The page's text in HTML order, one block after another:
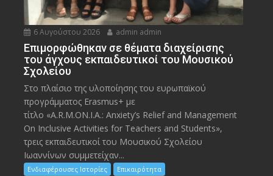
6 Αυγούστου 2026 admin admin
Eπιμορφώθηκαν σε θέματα διαχείρισης
του άγχους εκπαιδευτικοί του Μουσικού
Σχολείου
Στο πλαίσιο της υλοποίησης του ευρωπαϊκού
προγράμματος Erasmus+ με
τίτλο «A.R.M.ON.I.A.: Anxiety’s Relief and Management
On Inclusive Activities for Teachers and Students»,
τρεις εκπαιδευτικοί του Μουσικού Σχολείου
Ιωαννίνων συμμετείχαν...
Ενδιαφέρουσες Ιστορίες Επικαιρότητα